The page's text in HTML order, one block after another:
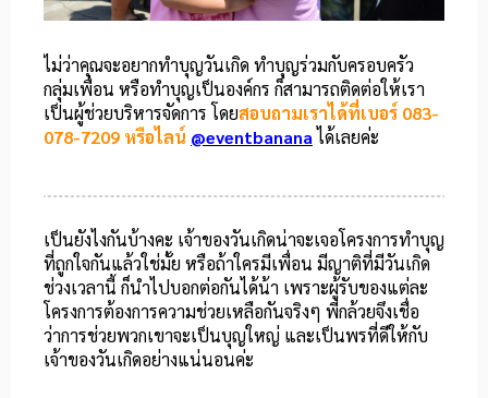
ไม่ว่าคุณจะอยากทำบุญวันเกิด ทำบุญร่วมกับครอบครัว
กลุ่มเพื่อน หรือทำบุญเป็นองค์กร ก็สามารถติดต่อให้เรา
เป็นผู้ช่วยบริหารจัดการ โดยสอบถามเราได้ที่เบอร์ 083-
078-7209 หรือไลน์ @eventbananaได้เลยค่ะ
เป็นยังไงกันบ้างคะ เจ้าของวันเกิดน่าจะเจอโครงการทำบุญ
ที่ถูกใจกันแล้วใช่มั้ย หรือถ้าใครมีเพื่อน มีญาติที่มีวันเกิด
ช่วงเวลานี้ ก็นำไปบอกต่อกันได้น้า เพราะผู้รับของแต่ละ
โครงการต้องการความช่วยเหลือกันจริงๆ พี่กล้วยจึงเชื่อ
ว่าการช่วยพวกเขาจะเป็นบุญใหญ่ และเป็นพรที่ดีให้กับ
เจ้าของวันเกิดอย่างแน่นอนค่ะ